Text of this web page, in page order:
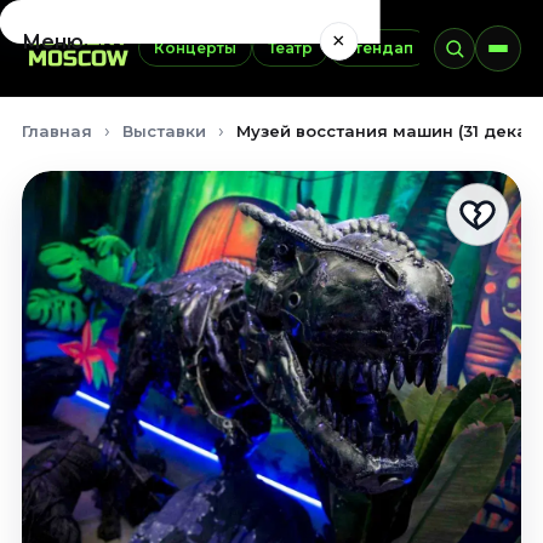
Концерты Театр Стендап Выставки
Меню ×
Сентябрь 2026
Октябрь 2026
Ноябрь 2026
Декабрь 2026
Январь 2027
Театр
Август 2026
Сентябрь 2026
Октябрь 2026
Ноябрь 2026
Декабрь 2026
Главная Выставки Музей восстания машин (31